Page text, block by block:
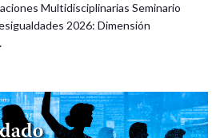
Multidisciplinarias Seminario
2026: Dimensión